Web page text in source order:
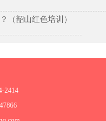
（韶山红色培训）
2414